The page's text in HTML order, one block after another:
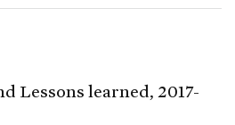
Lessons learned, 2017-